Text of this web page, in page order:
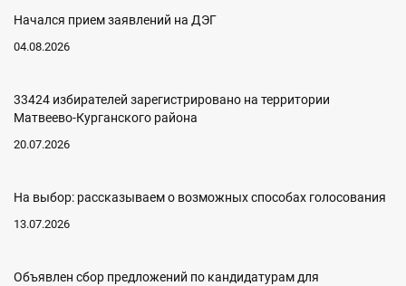
Начался прием заявлений на ДЭГ
04.08.2026
33424 избирателей зарегистрировано на территории
Матвеево-Курганского района
20.07.2026
На выбор: рассказываем о возможных способах голосования
13.07.2026
Объявлен сбор предложений по кандидатурам для